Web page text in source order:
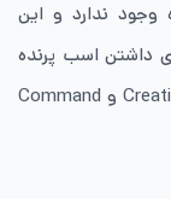
ندارد و این
داشتن اسب پرنده
باید از مودها یا دستورات مخصوص در حالت Creative و Command